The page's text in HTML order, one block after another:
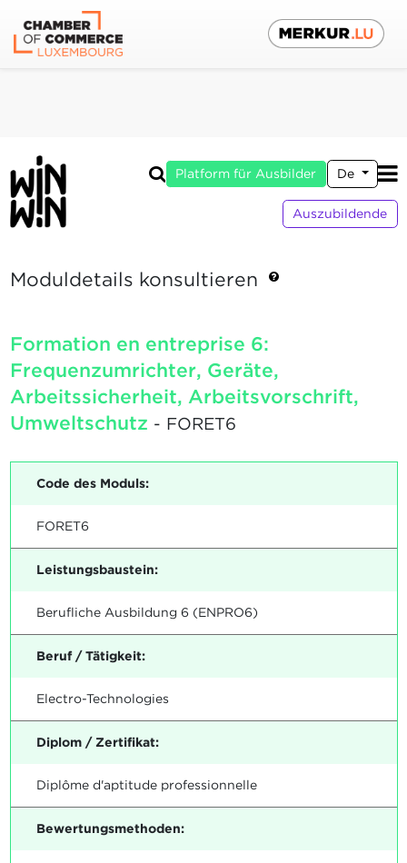
Platform für Ausbilder De
Auszubildende
Moduldetails konsultieren
Formation en entreprise 6:
Frequenzumrichter, Geräte,
Arbeitssicherheit, Arbeitsvorschrift,
Umweltschutz - FORET6
Code des Moduls:
FORET6
Leistungsbaustein:
Berufliche Ausbildung 6 (ENPRO6)
Beruf / Tätigkeit:
Electro-Technologies
Diplom / Zertifikat:
Diplôme d'aptitude professionnelle
Bewertungsmethoden: